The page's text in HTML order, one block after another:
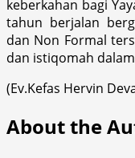
keberkahan bagi
tahun berjalan
dan Non Formal
dan istiqomah
(Ev.Kefas Hervin
About the